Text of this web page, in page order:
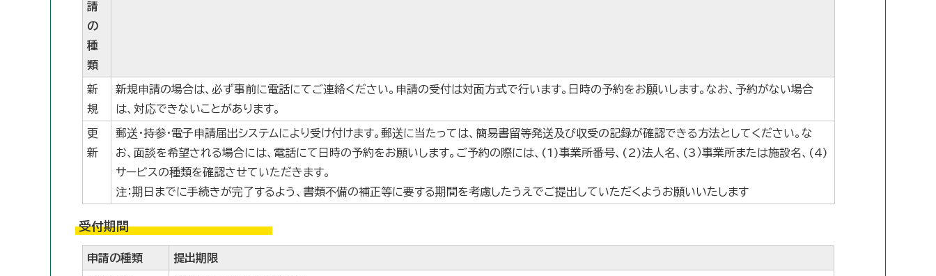
請
の
種
類
新
規
新規申請の場合は、必ず事前に電話にてご連絡ください。申請の受付は対面方式で行います。日時の予約をお願いします。なお、予約がない場合
は、対応できないことがあります。
更
新
郵送・持参・電子申請届出システムにより受け付けます。郵送に当たっては、簡易書留等発送及び収受の記録が確認できる方法としてください。な
お、面談を希望される場合には、電話にて日時の予約をお願いします。ご予約の際には、(1)事業所番号、(2)法人名、(3）事業所または施設名、(4)
サービスの種類を確認させていただきます。
注：期日までに手続きが完了するよう、書類不備の補正等に要する期間を考慮したうえでご提出していただくようお願いいたします
受付期間
申請の種類 提出期限